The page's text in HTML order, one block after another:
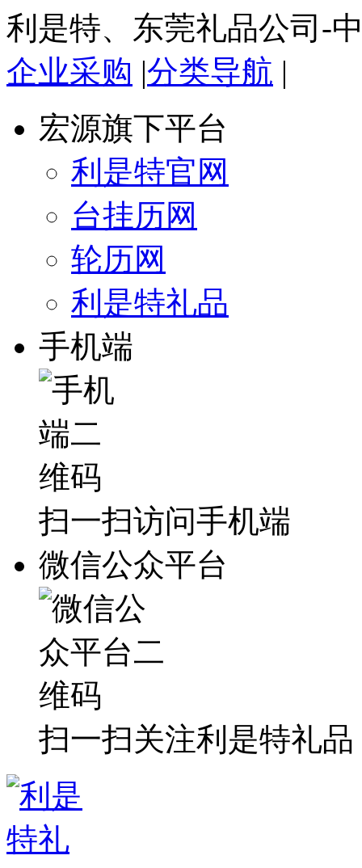
利是特、东莞礼品公司-
企业采购 |分类导航 |
宏源旗下平台
利是特官网
台挂历网
轮历网
利是特礼品
手机端
扫一扫访问手机端
微信公众平台
扫一扫关注利是特礼品